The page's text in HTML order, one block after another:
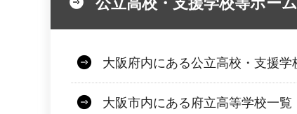
大阪府内にある公立高校・支援
大阪市内にある府立高等学校一